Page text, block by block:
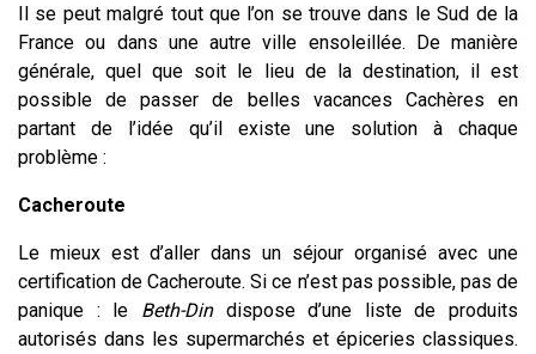
Il se peut malgré tout que l’on se trouve dans le Sud de la
France ou dans une autre ville ensoleillée. De manière
générale, quel que soit le lieu de la destination, il est
possible de passer de belles vacances Cachères en
partant de l’idée qu’il existe une solution à chaque
problème :
Cacheroute
Le mieux est d’aller dans un séjour organisé avec une
certification de Cacheroute. Si ce n’est pas possible, pas de
panique : le Beth-Din dispose d’une liste de produits
autorisés dans les supermarchés et épiceries classiques.